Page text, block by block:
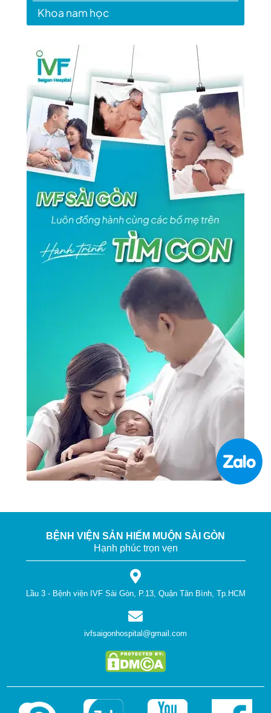
Khoa nam học
BỆNH VIỆN SẢN HIẾM MUỘN SÀI GÒN
Hạnh phúc trọn vẹn
Lầu 3 - Bệnh viện IVF Sài Gòn, P.13, Quận Tân Bình, Tp.HCM
ivfsaigonhospital@gmail.com